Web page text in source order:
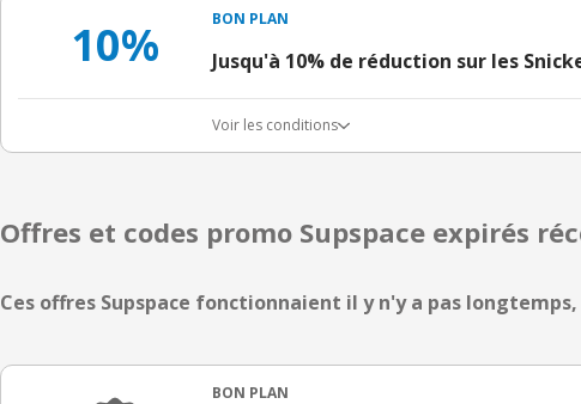
10% BON PLAN
Jusqu'à 10% de réduction sur les
Voir les conditions
Offres et codes promo Supspace expirés
Ces offres Supspace fonctionnaient il y n'y a pas
BON PLAN